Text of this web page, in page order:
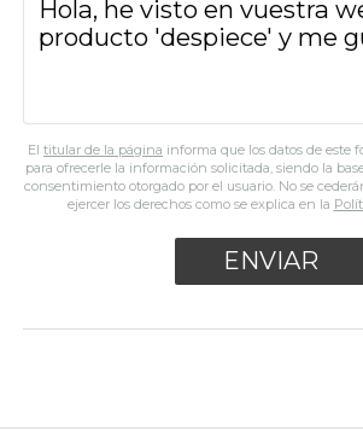
El titular de la página informa que los datos de este
para ofrecerle la información solicitada, siendo la
consentimiento otorgado por el usuario. No se
ejercer los derechos como se explica en la